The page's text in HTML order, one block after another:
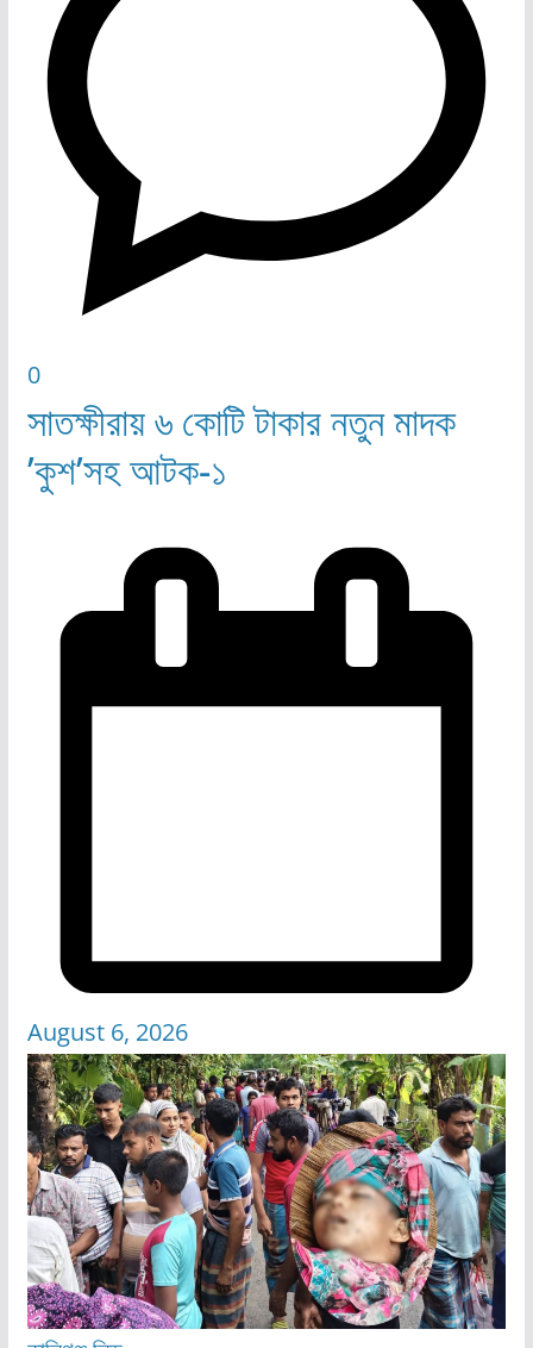
0
সাতক্ষীরায় ৬ কোটি টাকার নতুন মাদক
’কুশ’সহ আটক-১
August 6, 2026